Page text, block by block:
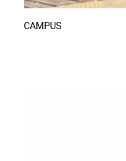
CAMPUS